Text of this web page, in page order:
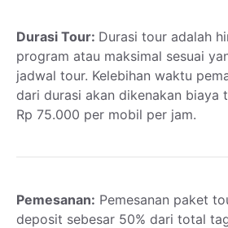
Durasi Tour: Durasi tour adalah
program atau maksimal sesuai
jadwal tour. Kelebihan waktu
dari durasi akan dikenakan biaya
Rp 75.000 per mobil per jam.
Pemesanan: Pemesanan paket
deposit sebesar 50% dari total